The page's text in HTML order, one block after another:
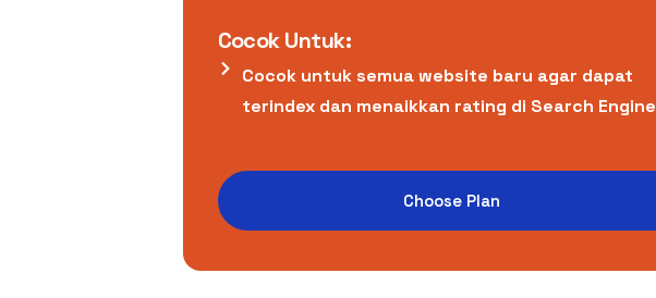
Cocok Untuk:
Cocok untuk semua website baru agar dapat
terindex dan menaikkan rating di Search Engine
Choose Plan